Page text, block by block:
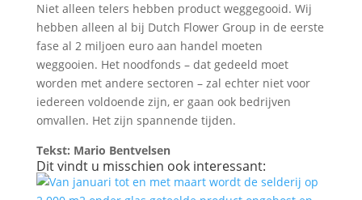
Niet alleen telers hebben product weggegooid. Wij
hebben alleen al bij Dutch Flower Group in de eerste
fase al 2 miljoen euro aan handel moeten
weggooien. Het noodfonds – dat gedeeld moet
worden met andere sectoren – zal echter niet voor
iedereen voldoende zijn, er gaan ook bedrijven
omvallen. Het zijn spannende tijden.
Tekst: Mario Bentvelsen
Dit vindt u misschien ook interessant: